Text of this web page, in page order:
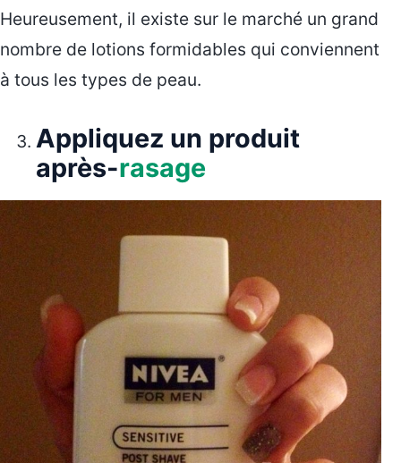
Heureusement, il existe sur le marché un grand
nombre de lotions formidables qui conviennent
à tous les types de peau.
Appliquez un produit
après-rasage